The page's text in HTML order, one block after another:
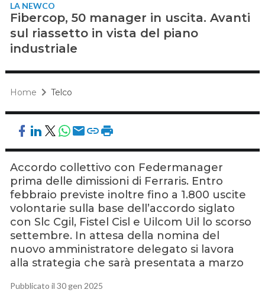
LA NEWCO
Fibercop, 50 manager in uscita. Avanti
sul riassetto in vista del piano
industriale
Home Telco
Accordo collettivo con Federmanager
prima delle dimissioni di Ferraris. Entro
febbraio previste inoltre fino a 1.800 uscite
volontarie sulla base dell’accordo siglato
con Slc Cgil, Fistel Cisl e Uilcom Uil lo scorso
settembre. In attesa della nomina del
nuovo amministratore delegato si lavora
alla strategia che sarà presentata a marzo
Pubblicato il 30 gen 2025